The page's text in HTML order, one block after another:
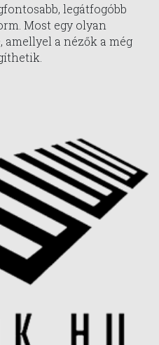
legátfogóbb
Most egy olyan
a nézők a még